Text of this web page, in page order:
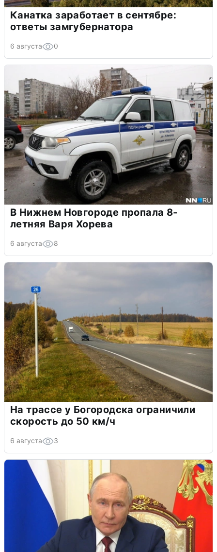
Канатка заработает в сентябре:
ответы замгубернатора
6 августа 0
В Нижнем Новгороде пропала 8-
летняя Варя Хорева
6 августа 8
На трассе у Богородска ограничили
скорость до 50 км/ч
6 августа 3